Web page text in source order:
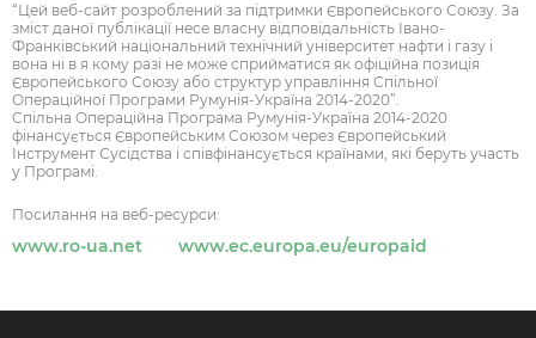
“Цей веб-сайт розроблений за підтримки Європейського Союзу. За
зміст даної публікації несе власну відповідальність Івано-
Франківський національний технічний університет нафти і газу і
вона ні в я кому разі не може сприйматися як офіційна позиція
Європейського Союзу або структур управління Спільної
Операційної Програми Румунія-Україна 2014-2020”.
Спільна Операційна Програма Румунія-Україна 2014-2020
фінансується Європейським Союзом через Європейський
Інструмент Сусідства і співфінансується країнами, які беруть участь
у Програмі.
Посилання на веб-ресурси:
www.ro-ua.net www.ec.europa.eu/europaid